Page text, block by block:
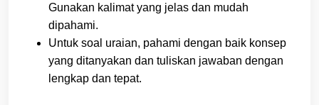
Gunakan kalimat yang jelas dan mudah
dipahami.
Untuk soal uraian, pahami dengan baik konsep
yang ditanyakan dan tuliskan jawaban dengan
lengkap dan tepat.